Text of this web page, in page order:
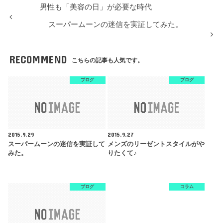
男性も「美容の日」が必要な時代
スーパームーンの迷信を実証してみた。
RECOMMEND こちらの記事も人気です。
ブログ
2015.9.29
スーパームーンの迷信を実証して
みた。
ブログ
2015.9.27
メンズのリーゼントスタイルがや
りたくて♪
ブログ コラム